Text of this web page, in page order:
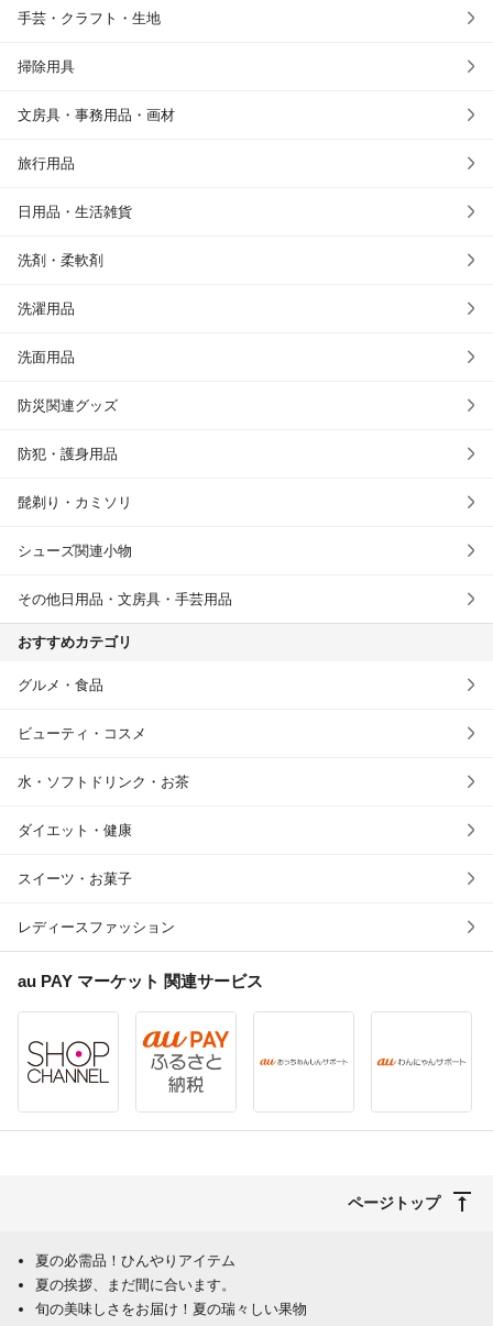
手芸・クラフト・生地
掃除用具
文房具・事務用品・画材
旅行用品
日用品・生活雑貨
洗剤・柔軟剤
洗濯用品
洗面用品
防災関連グッズ
防犯・護身用品
髭剃り・カミソリ
シューズ関連小物
その他日用品・文房具・手芸用品
おすすめカテゴリ
グルメ・食品
ビューティ・コスメ
水・ソフトドリンク・お茶
ダイエット・健康
スイーツ・お菓子
レディースファッション
au PAY マーケット 関連サービス
ページトップ
夏の必需品！ひんやりアイテム
夏の挨拶、まだ間に合います。
旬の美味しさをお届け！夏の瑞々しい果物